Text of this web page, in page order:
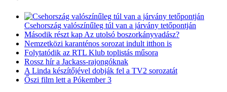
Csehország valószínűleg túl van a járvány tetőpontján
Második részt kap Az utolsó boszorkányvadász?
Nemzetközi karanténos sorozat indult itthon is
Folytatódik az RTL Klub toplistás műsora
Rossz hír a Jackass-rajongóknak
A Linda készítőjével dobják fel a TV2 sorozatát
Őszi film lett a Pókember 3